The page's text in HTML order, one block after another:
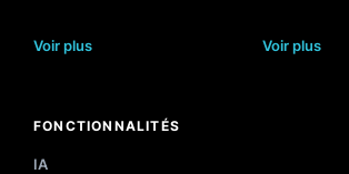
Voir plus Voir plus
FONCTIONNALITÉS
IA